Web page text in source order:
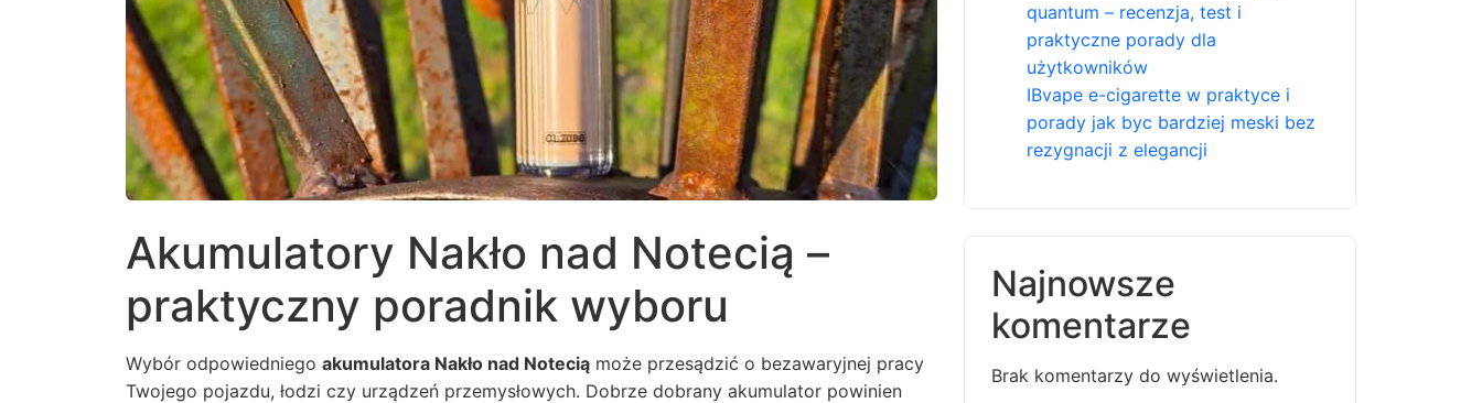
Akumulatory Nakło nad Notecią –
praktyczny poradnik wyboru
Wybór odpowiedniego akumulatora Nakło nad Notecią może przesądzić o bezawaryjnej pracy
Twojego pojazdu, łodzi czy urządzeń przemysłowych. Dobrze dobrany akumulator powinien
quantum – recenzja, test i
praktyczne porady dla
użytkowników
IBvape e-cigarette w praktyce i
porady jak byc bardziej meski bez
rezygnacji z elegancji
Najnowsze
komentarze
Brak komentarzy do wyświetlenia.